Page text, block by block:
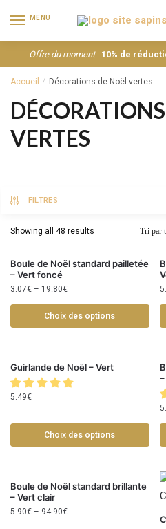
MENU
Offre du moment: 10% de
Accueil / Décorations de Noël vertes
VERTES
FILTRES
Showing all 48 results
Boule de Noël standard pailletée
– Vert foncé
3.07€– 19.80€
Choix des options
Guirlande de Noël – Vert
5.49€
Choix des options
Boule de Noël standard brillante
– Vert clair
5.90€– 94.90€